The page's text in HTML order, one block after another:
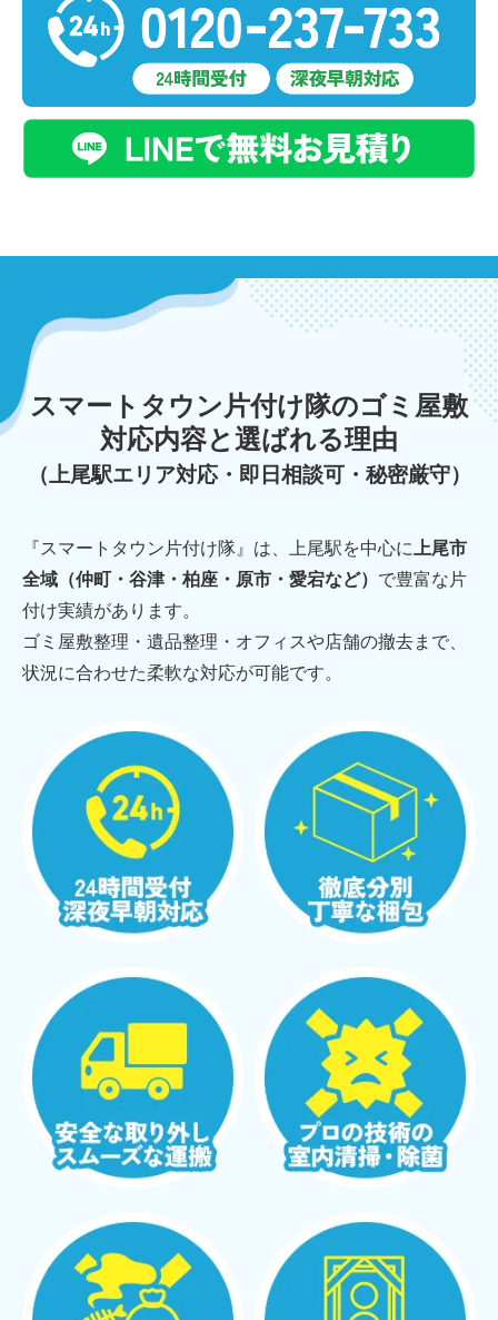
スマートタウン片付け隊のゴミ屋敷
対応内容と選ばれる理由
（上尾駅エリア対応・即日相談可・秘密厳守）
『スマートタウン片付け隊』は、上尾駅を中心に
上尾市
全域（仲町・谷津・柏座・原市・愛宕など） で豊富な片
付け実績があります。
ゴミ屋敷整理・遺品整理・オフィスや店舗の撤去まで、
状況に合わせた柔軟な対応が可能です。